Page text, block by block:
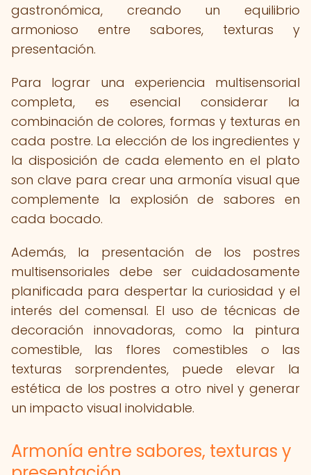
gastronómica, creando un equilibrio
armonioso entre sabores, texturas y
presentación.
Para lograr una experiencia multisensorial
completa, es esencial considerar la
combinación de colores, formas y texturas en
cada postre. La elección de los ingredientes y
la disposición de cada elemento en el plato
son clave para crear una armonía visual que
complemente la explosión de sabores en
cada bocado.
Además, la presentación de los postres
multisensoriales debe ser cuidadosamente
planificada para despertar la curiosidad y el
interés del comensal. El uso de técnicas de
decoración innovadoras, como la pintura
comestible, las flores comestibles o las
texturas sorprendentes, puede elevar la
estética de los postres a otro nivel y generar
un impacto visual inolvidable.
Armonía entre sabores, texturas y